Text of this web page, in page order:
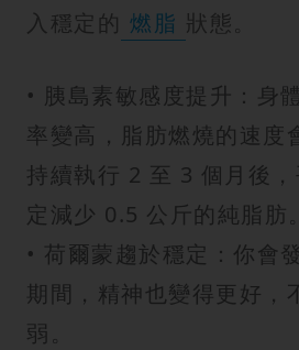
入穩定的 燃脂 狀態。
• 胰島素敏感度提升：身
率變高，脂肪燃燒的速度
持續執行 2 至 3 個月後
定減少 0.5 公斤的純脂肪。
• 荷爾蒙趨於穩定：你會
期間，精神也變得更好，
弱。